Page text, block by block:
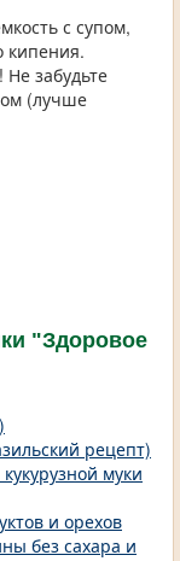
с супом,
кипения.
забудьте
(лучше
"Здоровое
рецепт)
муки
и орехов
без сахара и